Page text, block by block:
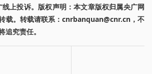
上投诉。版权声明：本文章版权归属央广网
载。转载请联系：cnrbanquan@cnr.cn，不
追究责任。